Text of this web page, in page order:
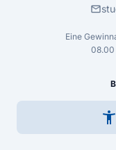
mail
Eine
08.00
accessibility_new